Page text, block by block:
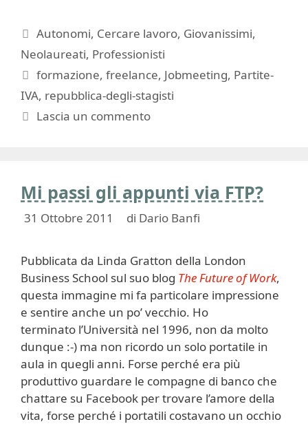
Categorie
Autonomi, Cercare lavoro, Giovanissimi,
Neolaureati, Professionisti
Tag
formazione,freelance, Jobmeeting, Partite-
IVA, repubblica-degli-stagisti
Lascia un commento
Mi passi gli appunti via FTP?
31 Ottobre 2011 di Dario Banfi
Pubblicata da Linda Gratton della London
Business School sul suo blog The Future of Work,
questa immagine mi fa particolare impressione
e sentire anche un po’ vecchio. Ho
terminato l’Università nel 1996, non da molto
dunque :-) ma non ricordo un solo portatile in
aula in quegli anni. Forse perché era più
produttivo guardare le compagne di banco che
chattare su Facebook per trovare l’amore della
vita, forse perché i portatili costavano un occhio